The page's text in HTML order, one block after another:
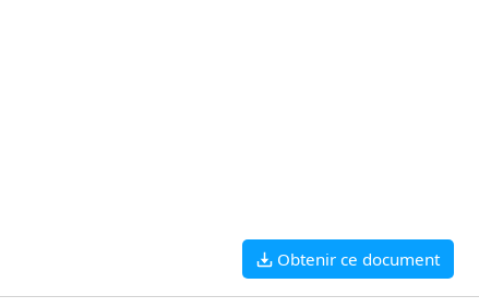
Obtenir ce document